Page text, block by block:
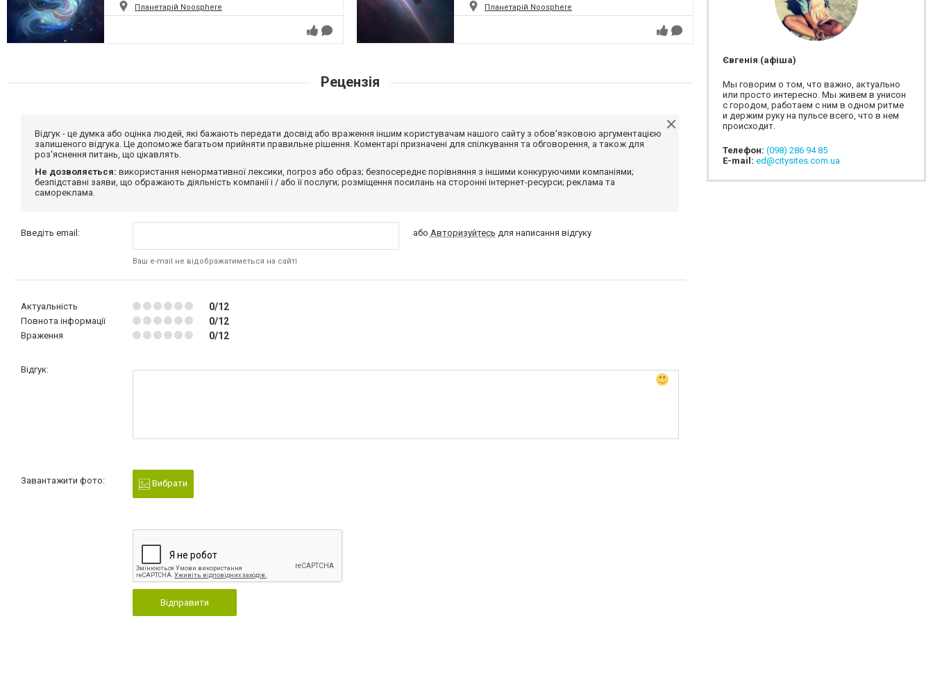
Планетарій Noosphere
Планетарій Noosphere
Рецензія
Відгук - це думка або оцінка людей, які бажають передати досвід або враження іншим користувачам нашого сайту з обов'язковою аргументацією
залишеного відгука. Це допоможе багатьом прийняти правильне рішення. Коментарі призначені для спілкування та обговорення, а також для
роз'яснення питань, що цікавлять.
Не дозволяється: використання ненормативної лексики, погроз або образ; безпосереднє порівняння з іншими конкуруючими компаніями;
безпідставні заяви, що ображають діяльність компанії і / або її послуги; розміщення посилань на сторонні інтернет-ресурси; реклама та
самореклама.
Введіть email:
Ваш e-mail не відображатиметься на сайті
або Авторизуйтесь для написання відгуку
Актуальність 0/12
Повнота інформації 0/12
Враження 0/12
Відгук:
Завантажити фото: Вибрати
Відправити
Євгенія (афіша)
Мы говорим о том, что важно, актуально
или просто интересно. Мы живем в унисон
с городом, работаем с ним в одном ритме
и держим руку на пульсе всего, что в нем
происходит.
Телефон: (098) 286 94 85
E-mail: ed@citysites.com.ua